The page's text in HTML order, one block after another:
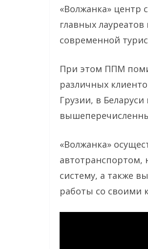
«Волжанка» центр
главных
современной
При этом ППМ
различных
Грузии, в
«Волжанка»
автотранспортом,
систему, а также
работы со своими